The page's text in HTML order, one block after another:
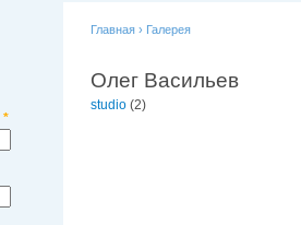
*
Главная › Галерея
Олег Васильев
studio (2)